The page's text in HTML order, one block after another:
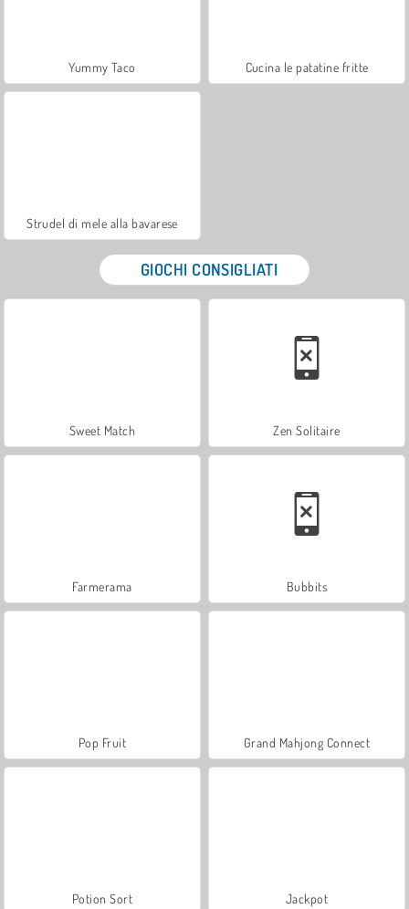
Yummy Taco Cucina le patatine fritte
Strudel di mele alla bavarese
GIOCHI CONSIGLIATI
Sweet Match Zen Solitaire
Farmerama Bubbits
Pop Fruit Grand Mahjong Connect
Potion Sort Jackpot